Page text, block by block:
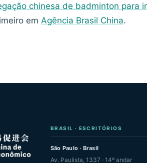
chinesa de badminton para
em Agência Brasil China.
BRASIL · ESCRITÓRIOS
São Paulo · Brasil
Av. Paulista, 1337 · 14º andar